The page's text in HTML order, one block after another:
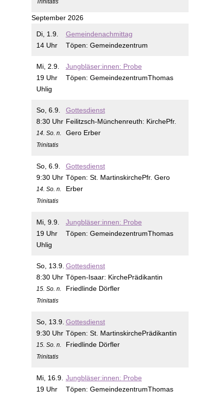
Trinitatis
September 2026
Di, 1.9.
14 Uhr
Gemeindenachmittag
Töpen: Gemeindezentrum
Mi, 2.9.
19 Uhr
Jungbläser:innen: Probe
Töpen: GemeindezentrumThomas
Uhlig
So, 6.9.
8:30 Uhr
14. So. n.
Trinitatis
Gottesdienst
Feilitzsch-Münchenreuth: KirchePfr.
Gero Erber
So, 6.9.
9:30 Uhr
14. So. n.
Trinitatis
Gottesdienst
Töpen: St. MartinskirchePfr. Gero
Erber
Mi, 9.9.
19 Uhr
Jungbläser:innen: Probe
Töpen: GemeindezentrumThomas
Uhlig
So, 13.9.
8:30 Uhr
15. So. n.
Trinitatis
Gottesdienst
Töpen-Isaar: KirchePrädikantin
Friedlinde Dörfler
So, 13.9.
9:30 Uhr
15. So. n.
Trinitatis
Gottesdienst
Töpen: St. MartinskirchePrädikantin
Friedlinde Dörfler
Mi, 16.9.
19 Uhr
Jungbläser:innen: Probe
Töpen: GemeindezentrumThomas